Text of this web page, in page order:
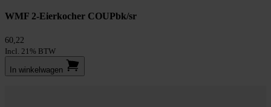
WMF 2-Eierkocher COUPbk/sr
60,22
Incl. 21% BTW
In winkel­wagen